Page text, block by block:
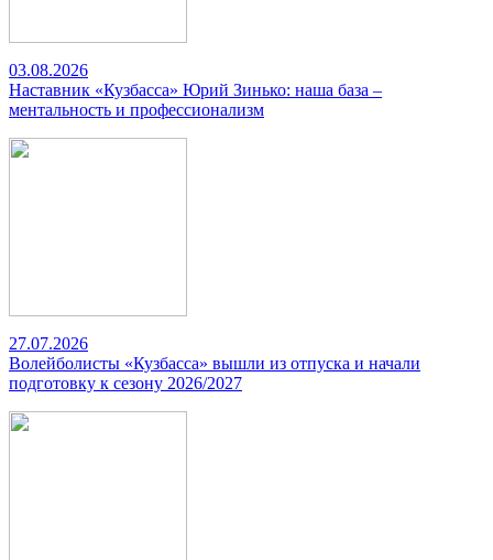
03.08.2026
Наставник «Кузбасса» Юрий Зинько: наша база –
ментальность и профессионализм
27.07.2026
Волейболисты «Кузбасса» вышли из отпуска и начали
подготовку к сезону 2026/2027